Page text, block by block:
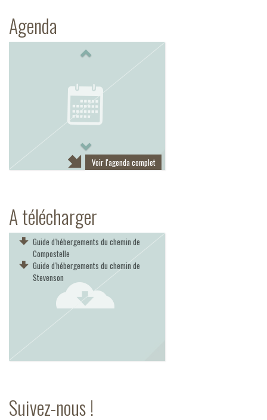
Agenda
Voir l'agenda complet
A télécharger
Guide d'hébergements du chemin de
Compostelle
Guide d'hébergements du chemin de
Stevenson
Suivez-nous !